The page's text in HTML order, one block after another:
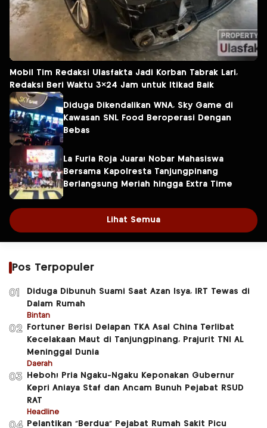
Mobil Tim Redaksi Ulasfakta Jadi Korban Tabrak Lari,
Redaksi Beri Waktu 3×24 Jam untuk Itikad Baik
Diduga Dikendalikan WNA, Sky Game di
Kawasan SNL Food Beroperasi Dengan
Bebas
La Furia Roja Juara! Nobar Mahasiswa
Bersama Kapolresta Tanjungpinang
Berlangsung Meriah hingga Extra Time
Lihat Semua
Pos Terpopuler
01
Diduga Dibunuh Suami Saat Azan Isya, IRT Tewas di
Dalam Rumah
Bintan
02
Fortuner Berisi Delapan TKA Asal China Terlibat
Kecelakaan Maut di Tanjungpinang, Prajurit TNI AL
Meninggal Dunia
Daerah
03
Heboh! Pria Ngaku-Ngaku Keponakan Gubernur
Kepri Aniaya Staf dan Ancam Bunuh Pejabat RSUD
RAT
Headline
04
Pelantikan “Berdua” Pejabat Rumah Sakit Picu